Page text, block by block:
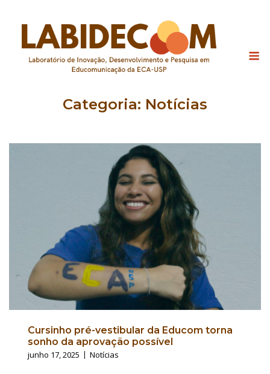
Categoria: Notícias
Cursinho pré-vestibular da Educom torna
sonho da aprovação possível
junho 17, 2025 Notícias